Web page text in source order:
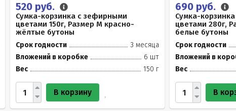
520 руб.
Сумка-корзинка с зефирными
цветами 150г, Размер М красно-
жёлтые бутоны
Срок годности
3 месяца
Вложений в коробке
6 шт
Вес
150 г
В корзину
690 руб.
Сумка-
цветами 280г,
белые бутоны
Срок годности
Вложений в
Вес
В